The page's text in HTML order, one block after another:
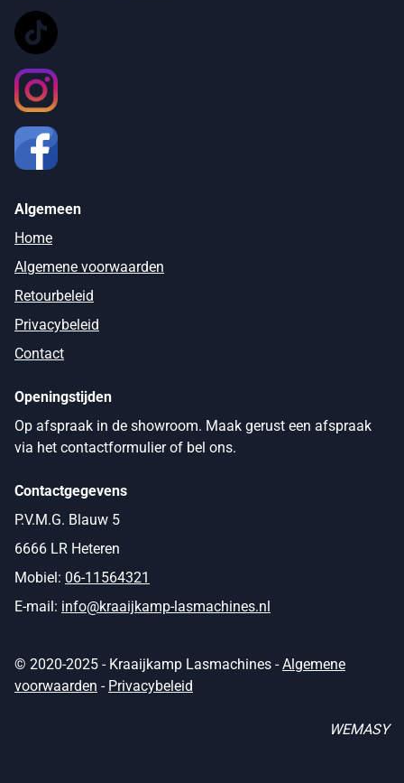
Algemeen
Home
Algemene voorwaarden
Retourbeleid
Privacybeleid
Contact
Openingstijden
Op afspraak in de showroom. Maak gerust een afspraak
via het contactformulier of bel ons.
Contactgegevens
P.V.M.G. Blauw 5
6666 LR Heteren
Mobiel: 06-11564321
E-mail: info@kraaijkamp-lasmachines.nl
© 2020-2025 - Kraaijkamp Lasmachines -Algemene
voorwaarden - Privacybeleid
WEMASY